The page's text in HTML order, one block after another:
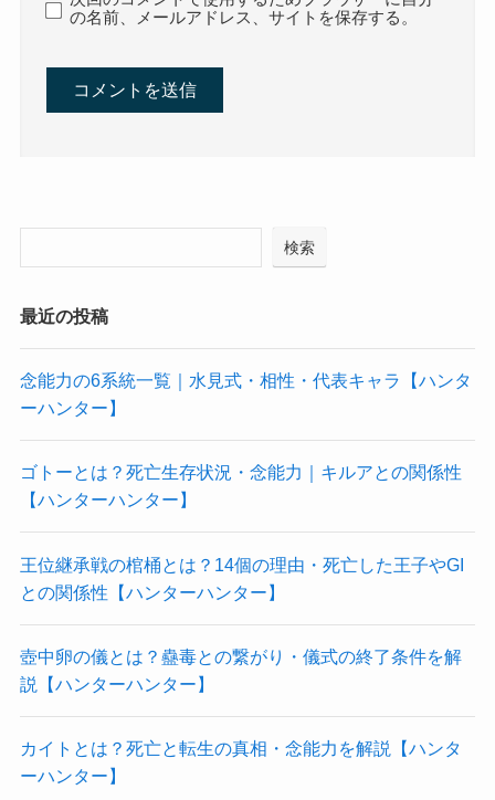
の名前、メールアドレス、サイトを保存する。
検索
最近の投稿
念能力の6系統一覧｜水見式・相性・代表キャラ【ハンタ
ーハンター】
ゴトーとは？死亡生存状況・念能力｜キルアとの関係性
【ハンターハンター】
王位継承戦の棺桶とは？14個の理由・死亡した王子やGI
との関係性【ハンターハンター】
壺中卵の儀とは？蠱毒との繋がり・儀式の終了条件を解
説【ハンターハンター】
カイトとは？死亡と転生の真相・念能力を解説【ハンタ
ーハンター】